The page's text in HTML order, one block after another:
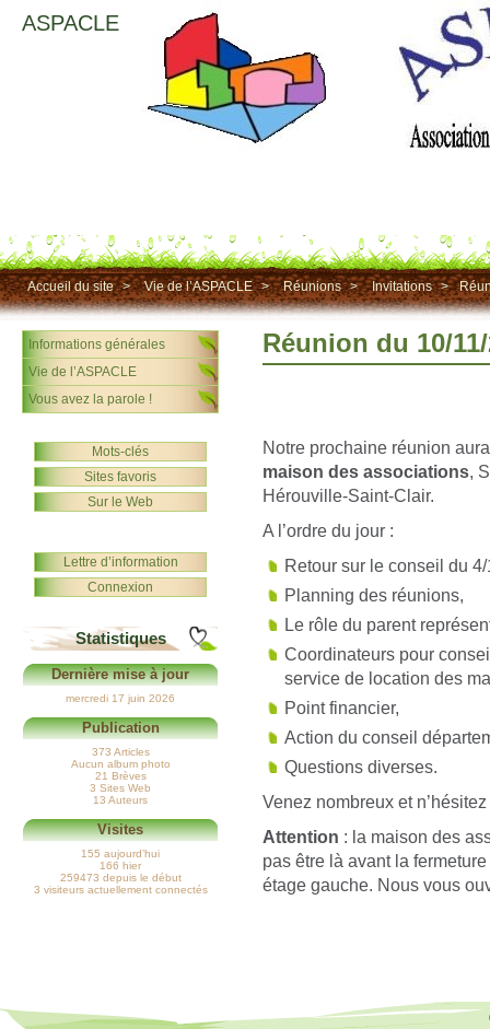
ASPACLE
Accueil du site > Vie de l’ASPACLE > Réunions > Invitations >
Réunion du 10/11/
Notre prochaine réunion
maison des associations,
Hérouville-Saint-Clair.
A l’ordre du jour :
Retour sur le conseil du 4/
Planning des réunions,
Le rôle du parent
Coordinateurs pour
service de location des
Point financier,
Action du conseil
Questions diverses.
Venez nombreux et
Attention : la maison des
pas être là avant la
étage gauche. Nous vous
Informations générales
Vie de l’ASPACLE
Vous avez la parole !
Mots-clés
Sites favoris
Sur le Web
Lettre d’information
Connexion
Statistiques
Dernière mise à jour
mercredi 17 juin 2026
Publication
373 Articles
Aucun album photo
21 Brèves
3 Sites Web
13 Auteurs
Visites
155 aujourd’hui
166 hier
259473 depuis le début
3 visiteurs actuellement connectés